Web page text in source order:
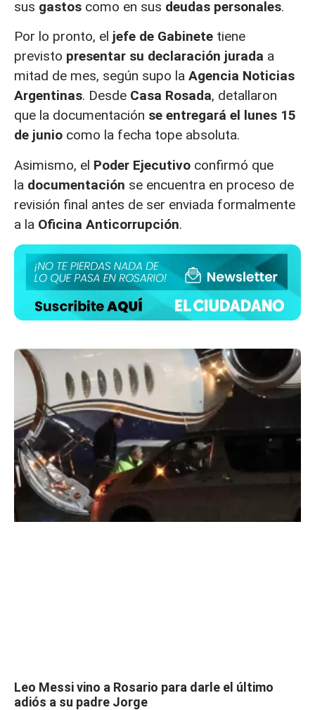
sus gastos como en sus deudas personales.
Por lo pronto, el jefe de Gabinete tiene
previsto presentar su declaración jurada a
mitad de mes, según supo la Agencia Noticias
Argentinas. Desde Casa Rosada, detallaron
que la documentación se entregará el lunes 15
de junio como la fecha tope absoluta.
Asimismo, el Poder Ejecutivo confirmó que
la documentación se encuentra en proceso de
revisión final antes de ser enviada formalmente
a la Oficina Anticorrupción.
Leo Messi vino a Rosario para darle el último
adiós a su padre Jorge